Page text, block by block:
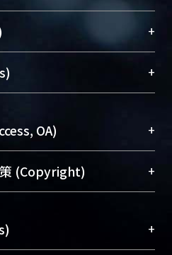
列，為永久珍藏及向國際
及學術能量，圖書館整合
庫（AH）不同功能平
scholars。期能整合研
and promote researcher
Library integrates the
with “Academic
+
Library)
+
OA) +
提升資訊取用性的社會運
透過將研究著作公開供使
研究發展、提升研究影響
(Copyright) +
入者所有，或由第三方贊
該版權所有者及第三方同
+